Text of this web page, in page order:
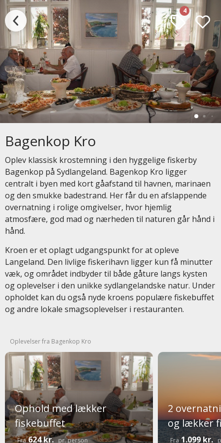
4
Bagenkop Kro
Oplev klassisk krostemning i den hyggelige fiskerby
Bagenkop på Sydlangeland. Bagenkop Kro ligger
centralt i byen med kort gåafstand til havnen, marinaen
og den smukke badestrand. Her får du en afslappende
overnatning i rolige omgivelser, hvor hjemlig
atmosfære, god mad og nærheden til naturen går hånd i
hånd.
Kroen er et oplagt udgangspunkt for at opleve
Langeland. Den livlige fiskerihavn ligger kun få minutter
væk, og området indbyder til både gåture langs kysten
og oplevelser i den unikke sydlangelandske natur. Under
opholdet kan du også nyde kroens populære fiskebuffet
og andre lokale smagsoplevelser i restauranten.
Oplevelser fra Bagenkop Kro
Ophold med lækker
fiskebuffet
Fra624 kr. pr. person
2
og lækker
Fra1.099 kr.